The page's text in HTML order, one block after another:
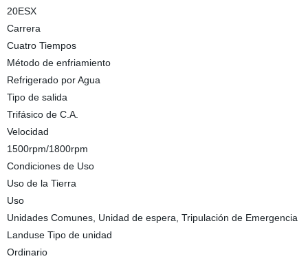
20ESX
Carrera
Cuatro Tiempos
Método de enfriamiento
Refrigerado por Agua
Tipo de salida
Trifásico de C.A.
Velocidad
1500rpm/1800rpm
Condiciones de Uso
Uso de la Tierra
Uso
Unidades Comunes, Unidad de espera, Tripulación de Emergencia
Landuse Tipo de unidad
Ordinario